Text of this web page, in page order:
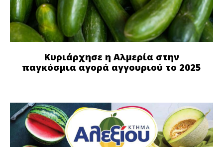
Κυριάρχησε η Αλμερία στην
παγκόσμια αγορά αγγουριού το 2025